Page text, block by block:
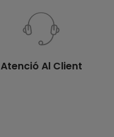
Atenció Al Client